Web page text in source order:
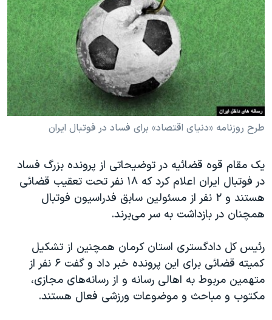
فرهنگ و زندگی
حقوق شهروندی
اقتصادی
علم و فناوری
اسرائیل در جنگ
مستندها
انتخابات ریاست جمهوری آمریکا ۲۰۲۴
حمله جمهوری اسلامی به اسرائیل
رمز مهسا
ورزش زنان در ایران
تریبونال مردمی آبان ۹۸
دادگاه حمید نوری
چهل سال گروگان‌گیری
اعتراضات مردمی آبان ۹۸
اسرائیل در جنگ
نرگس محمدی برنده جایزه نوبل صلح
دنبال کنید
زبانهای مختلف
طرح روزنامه «دنیای اقتصاد» برای فساد در فوتبال ایران
یک مقام قوه قضائیه در توضیحاتی از پرونده بزرگ فساد
در فوتبال ایران اعلام کرد که ۱۸ نفر تحت تعقیب قضائی
هستند و ۲ نفر از مسئولین سابق فدراسیون فوتبال
همچنان در بازداشت به سر می‌برند.
رئیس کل دادگستری استان کرمان همچنین از تشکیل
کمیته قضائی برای این پرونده خبر داد و گفت ۶ نفر از
متهمین مربوط به اهالی رسانه و از رسانه‌های مجازی،
مکتوب و مباحث و موضوعات ورزشی فعال هستند.